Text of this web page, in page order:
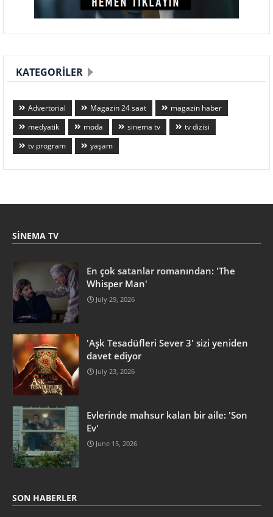
KATEGORILER
Advertorial Magazin 24 saat
magazin haber
medyatik
moda sinema tv
tv dizisi
tv program
yaşam
SINEMA TV
En çok satanlar romanından: 'The
Whisper Man'
July 29, 2026
'Aşk Tesadüfleri Sever 3' sizi yeniden
davet ediyor
July 23, 2026
Evlerinde mahsur kalan bir aile: 'Son
Ev'
June 15, 2026
SON HABERLER